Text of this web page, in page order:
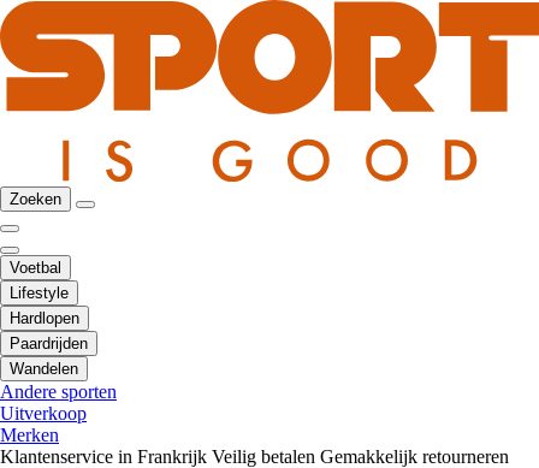
Zoeken
Voetbal
Lifestyle
Hardlopen
Paardrijden
Wandelen
Andere sporten
Uitverkoop
Merken
Klantenservice in Frankrijk Veilig betalen Gemakkelijk retourneren